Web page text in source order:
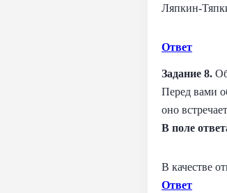
Ляпкин-
Ответ
Задание 8.
Перед вами
оно
В поле
В качестве
Ответ